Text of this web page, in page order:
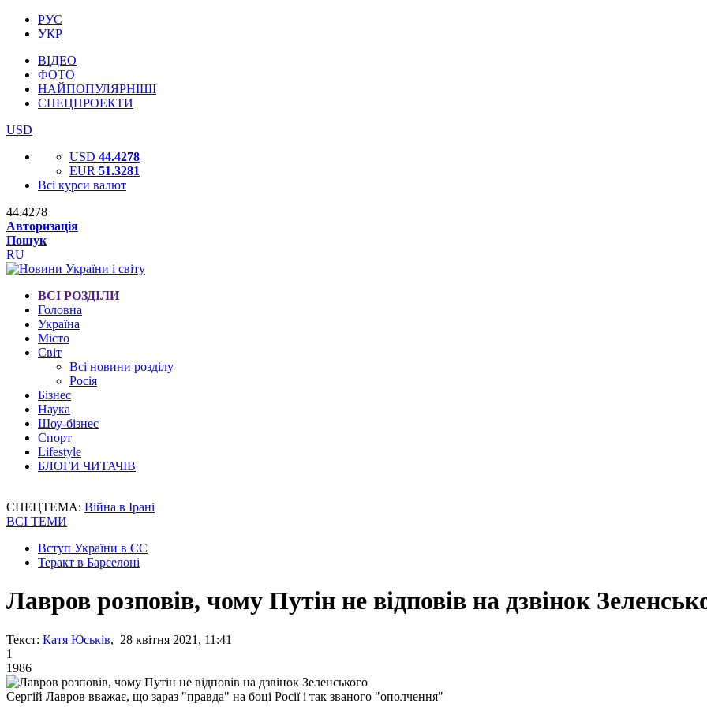
РУС
УКР
ВІДЕО
ФОТО
НАЙПОПУЛЯРНІШІ
СПЕЦПРОЕКТИ
USD
USD 44.4278
EUR 51.3281
Всі курси валют
44.4278
Авторизація
Пошук
RU
ВСІ РОЗДІЛИ
Головна
Україна
Місто
Світ
Всі новини розділу
Росія
Бізнес
Наука
Шоу-бізнес
Спорт
Lifestyle
БЛОГИ ЧИТАЧІВ
СПЕЦТЕМА: Війна в Ірані
ВСІ ТЕМИ
Вступ України в ЄС
Теракт в Барселоні
Лавров розповів, чому Путін не відповів на дзвінок
Текст: Катя Юськів, 28 квітня 2021, 11:41
1
1986
Сергій Лавров вважає, що зараз "правда" на боці Росії і так званого "ополчення"